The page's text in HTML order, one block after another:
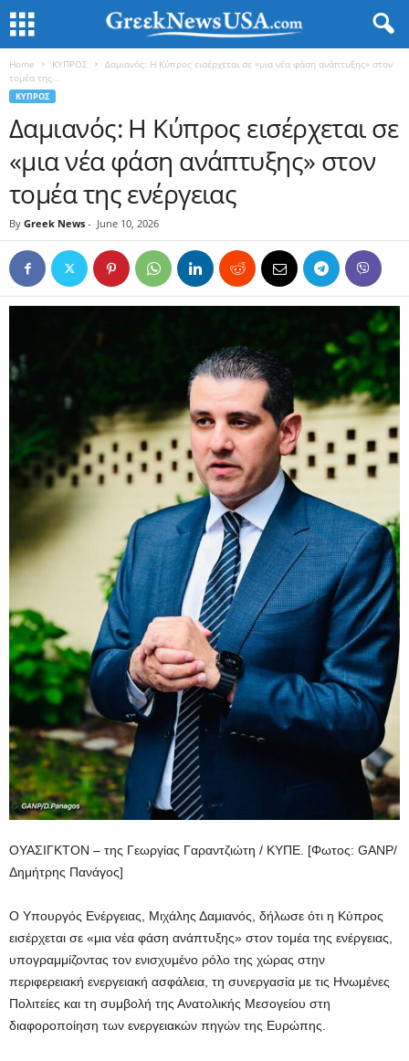
Home ΚΥΠΡΟΣ
Δαμιανός: Η Κύπρος εισέρχεται σε «μια νέα φάση ανάπτυξης» στον
τομέα της...
ΚΥΠΡΟΣ
Δαμιανός: Η Κύπρος εισέρχεται σε
«μια νέα φάση ανάπτυξης» στον
τομέα της ενέργειας
By Greek News - June 10, 2026
ΟΥΑΣΙΓΚΤΟΝ – της Γεωργίας Γαραντζιώτη / ΚΥΠΕ. [Φωτος: GANP/
Δημήτρης Πανάγος]
Ο Υπουργός Ενέργειας, Μιχάλης Δαμιανός, δήλωσε ότι η Κύπρος
εισέρχεται σε «μια νέα φάση ανάπτυξης» στον τομέα της ενέργειας,
υπογραμμίζοντας τον ενισχυμένο ρόλο της χώρας στην
περιφερειακή ενεργειακή ασφάλεια, τη συνεργασία με τις Ηνωμένες
Πολιτείες και τη συμβολή της Ανατολικής Μεσογείου στη
διαφοροποίηση των ενεργειακών πηγών της Ευρώπης.